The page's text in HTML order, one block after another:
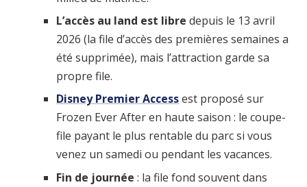
L’accès au land est libre depuis le 13 avril
2026 (la file d’accès des premières semaines a
été supprimée), mais l’attraction garde sa
propre file.
Disney Premier Accessest proposé sur
Frozen Ever After en haute saison : le coupe-
file payant le plus rentable du parc si vous
venez un samedi ou pendant les vacances.
Fin de journée : la file fond souvent dans